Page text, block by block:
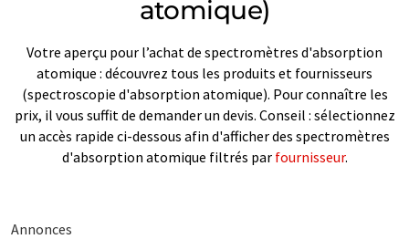
atomique)
Votre aperçu pour l’achat de spectromètres d'absorption
atomique : découvrez tous les produits et fournisseurs
(spectroscopie d'absorption atomique). Pour connaître les
prix, il vous suffit de demander un devis. Conseil : sélectionnez
un accès rapide ci-dessous afin d'afficher des spectromètres
d'absorption atomique filtrés par fournisseur.
Annonces